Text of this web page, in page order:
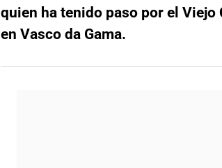
quien ha tenido paso por el
en Vasco da Gama.